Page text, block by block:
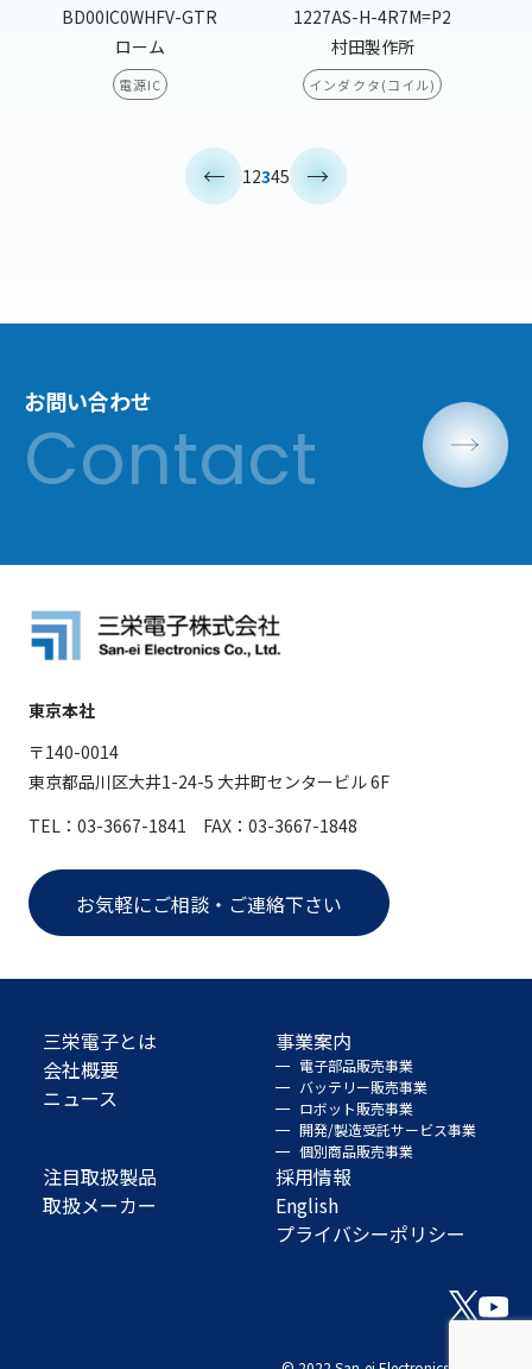
BD00IC0WHFV-GTR
ローム
電源IC
1227AS-H-4R7M=P2
村田製作所
インダクタ(コイル)
12345
お問い合わせ
東京本社
〒140-0014
東京都品川区大井1-24-5 大井町センタービル 6F
TEL：03-3667-1841 FAX：03-3667-1848
お気軽にご相談・ご連絡下さい
三栄電子とは
会社概要
ニュース
事業案内
電子部品販売事業
バッテリー販売事業
ロボット販売事業
開発/製造受託サービス事業
個別商品販売事業
注目取扱製品
取扱メーカー
採用情報
English
プライバシーポリシー